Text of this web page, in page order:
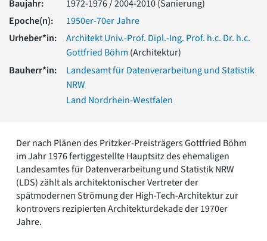
Romanik
Vorromanik
Römische Antike
Über baukunst-nrw
Fachbeirat
Freunde & Förderer
Datenschutz
Suchbegriff eingeben
Baujahr:
1972-1976 / 2004-2010 (Sanierung)
Epoche(n):
1950er-70er Jahre
Urheber*in:
Architekt Univ.-Prof. Dipl.-Ing. Prof. h.c. Dr. h.c.
Gottfried Böhm (Architektur)
Bauherr*in:
Landesamt für Datenverarbeitung und Statistik
NRW
Land Nordrhein-Westfalen
Der nach Plänen des Pritzker-Preisträgers Gottfried Böhm
im Jahr 1976 fertiggestellte Hauptsitz des ehemaligen
Landesamtes für Datenverarbeitung und Statistik NRW
(LDS) zählt als architektonischer Vertreter der
spätmodernen Strömung der High-Tech-Architektur zur
kontrovers rezipierten Architekturdekade der 1970er
Jahre.